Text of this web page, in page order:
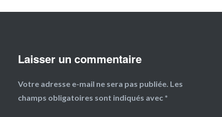
Laisser un commentaire
Votre adresse e-mail ne sera pas publiée. Les
champs obligatoires sont indiqués avec *